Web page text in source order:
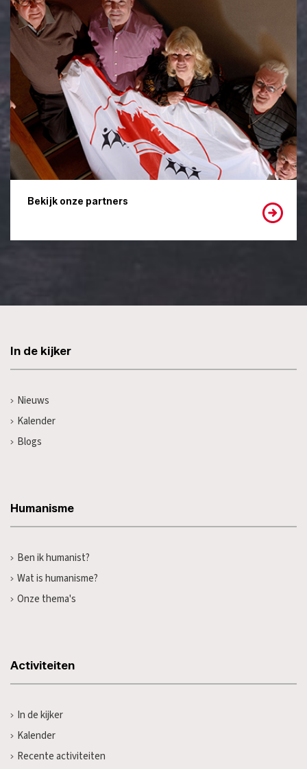
Bekijk onze partners
In de kijker
Nieuws
Kalender
Blogs
Humanisme
Ben ik humanist?
Wat is humanisme?
Onze thema's
Activiteiten
In de kijker
Kalender
Recente activiteiten